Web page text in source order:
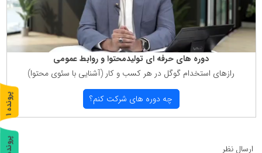
دوره های حرفه ای تولیدمحتوا و روابط عمومی
رازهای استخدام گوگل در هر كسب و كار (آشنایی با سئوی محتوا)
چه دوره های شركت كنم؟
ارسال نظر
پ
ر
و
ن
د
ه
1
پ
2